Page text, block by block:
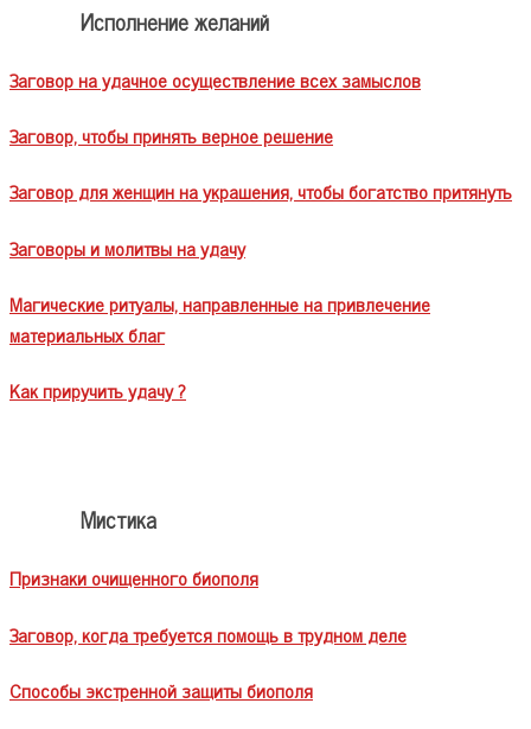
Исполнение желаний
Заговор на удачное осуществление всех замыслов
Заговор, чтобы принять верное решение
Заговор для женщин на украшения, чтобы богатство притянуть
Заговоры и молитвы на удачу
Магические ритуалы, направленные на привлечение
материальных благ
Как приручить удачу ?
Мистика
Признаки очищенного биополя
Заговор, когда требуется помощь в трудном деле
Способы экстренной защиты биополя